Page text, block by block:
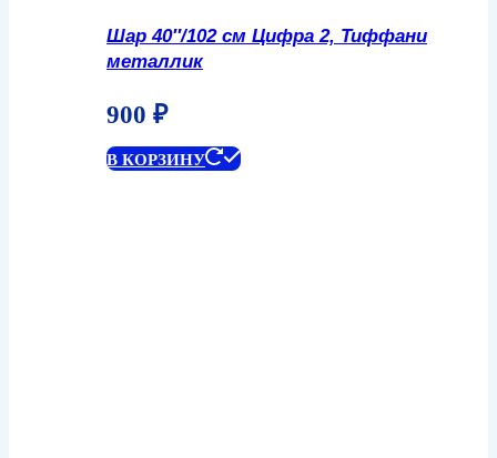
Шар 40″/102 см Цифра 2, Тиффани
металлик
900 ₽
В КОРЗИНУ